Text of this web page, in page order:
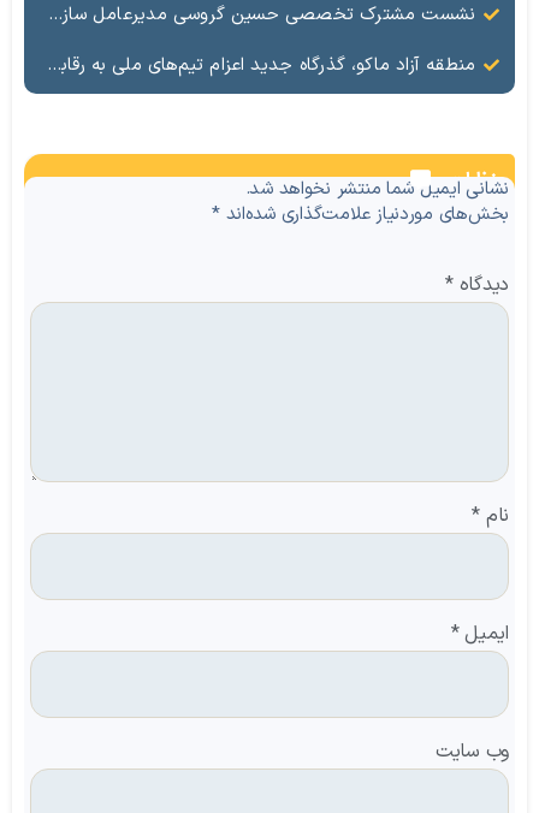
نشست مشترک تخصصی حسین گروسی مدیرعامل سازمان منطقه آزاد ماکو و شهلا تاجفر فرماندار ماکو بر ضرورت ساماندهی بازار، تأمین کالاهای اساسی و ارتقای جایگاه برند ماکو تأکید شد.
منطقه آزاد ماکو، گذرگاه جدید اعزام تیم‌های ملی به رقابت‌های بین‌المللی
نظرات
نشانی ایمیل شما منتشر نخواهد شد.
بخش‌های موردنیاز علامت‌گذاری شده‌اند*
دیدگاه*
نام *
ایمیل*
وب‌ سایت